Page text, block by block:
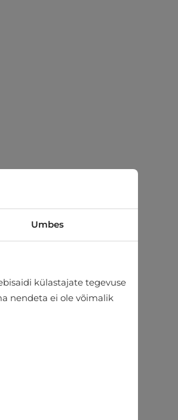
Umbes
külastajate tegevuse
nendeta ei ole võimalik